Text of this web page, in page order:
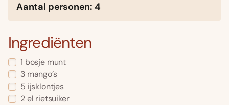
Aantal personen: 4
Ingrediënten
1 bosje munt
3 mango’s
5 ijsklontjes
2 el rietsuiker